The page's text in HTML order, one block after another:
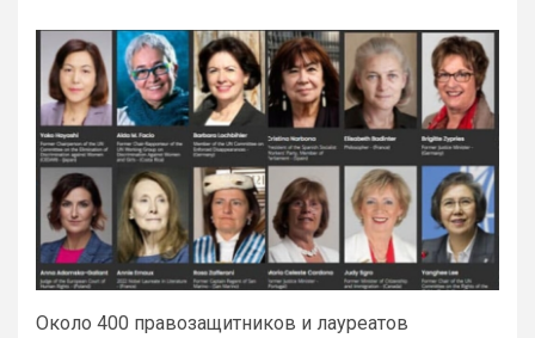
Около 400 правозащитников и лауреатов